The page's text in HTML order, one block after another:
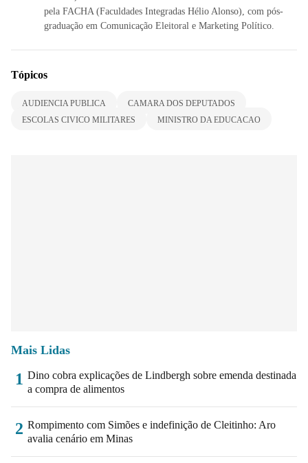
pela FACHA (Faculdades Integradas Hélio Alonso), com pós-
graduação em Comunicação Eleitoral e Marketing Político.
Tópicos
AUDIENCIA PUBLICA
CAMARA DOS DEPUTADOS
ESCOLAS CIVICO MILITARES
MINISTRO DA EDUCACAO
Mais Lidas
1 Dino cobra explicações de Lindbergh sobre emenda destinada
a compra de alimentos
2 Rompimento com Simões e indefinição de Cleitinho: Aro
avalia cenário em Minas